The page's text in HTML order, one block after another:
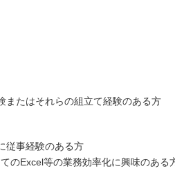
またはそれらの組立て経験のある方
従事経験のある方
のExcel等の業務効率化に興味のある